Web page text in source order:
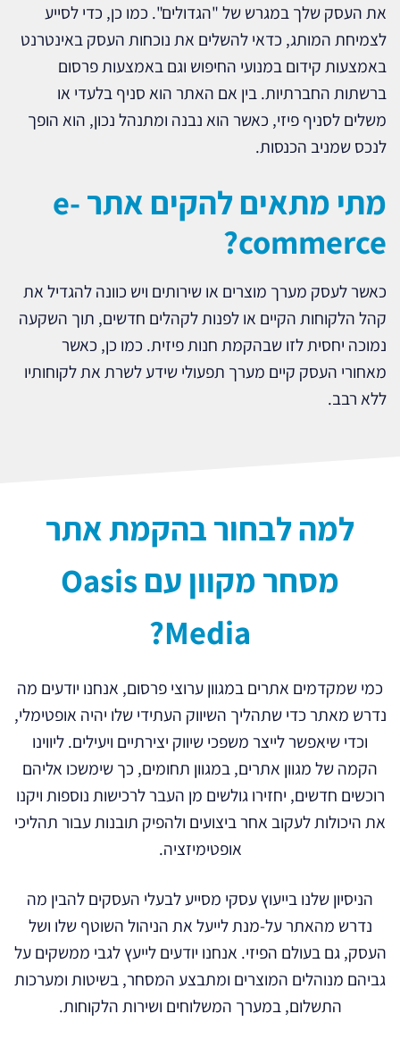
את העסק שלך במגרש של "הגדולים". כמו כן, כדי לסייע
לצמיחת המותג, כדאי להשלים את נוכחות העסק באינטרנט
באמצעות קידום במנועי החיפוש וגם באמצעות פרסום
ברשתות החברתיות. בין אם האתר הוא סניף בלעדי או
משלים לסניף פיזי, כאשר הוא נבנה ומתנהל נכון, הוא הופך
לנכס שמניב הכנסות.
מתי מתאים להקים אתר e-
commerce?
כאשר לעסק מערך מוצרים או שירותים ויש כוונה להגדיל את
קהל הלקוחות הקיים או לפנות לקהלים חדשים, תוך השקעה
נמוכה יחסית לזו שבהקמת חנות פיזית. כמו כן, כאשר
מאחורי העסק קיים מערך תפעולי שידע לשרת את לקוחותיו
ללא רבב.
למה לבחור בהקמת אתר
מסחר מקוון עם Oasis
Media?
כמי שמקדמים אתרים במגוון ערוצי פרסום, אנחנו יודעים מה
נדרש מאתר כדי שתהליך השיווק העתידי שלו יהיה אופטימלי,
וכדי שיאפשר לייצר משפכי שיווק יצירתיים ויעילים. ליווינו
הקמה של מגוון אתרים, במגוון תחומים, כך שימשכו אליהם
רוכשים חדשים, יחזירו גולשים מן העבר לרכישות נוספות ויקנו
את היכולות לעקוב אחר ביצועים ולהפיק תובנות עבור תהליכי
אופטימיזציה.
הניסיון שלנו בייעוץ עסקי מסייע לבעלי העסקים להבין מה
נדרש מהאתר על-מנת לייעל את הניהול השוטף שלו ושל
העסק, גם בעולם הפיזי. אנחנו יודעים לייעץ לגבי ממשקים על
גביהם מנוהלים המוצרים ומתבצע המסחר, בשיטות ומערכות
התשלום, במערך המשלוחים ושירות הלקוחות.